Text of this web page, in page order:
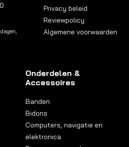
Privacy beleid
Reviewpolicy
Algemene voorwaarden
Onderdelen &
Accessoires
Banden
Bidons
Computers, navigatie en
elektronica